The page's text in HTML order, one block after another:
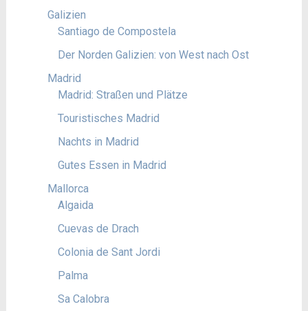
Galizien
Santiago de Compostela
Der Norden Galizien: von West nach Ost
Madrid
Madrid: Straßen und Plätze
Touristisches Madrid
Nachts in Madrid
Gutes Essen in Madrid
Mallorca
Algaida
Cuevas de Drach
Colonia de Sant Jordi
Palma
Sa Calobra